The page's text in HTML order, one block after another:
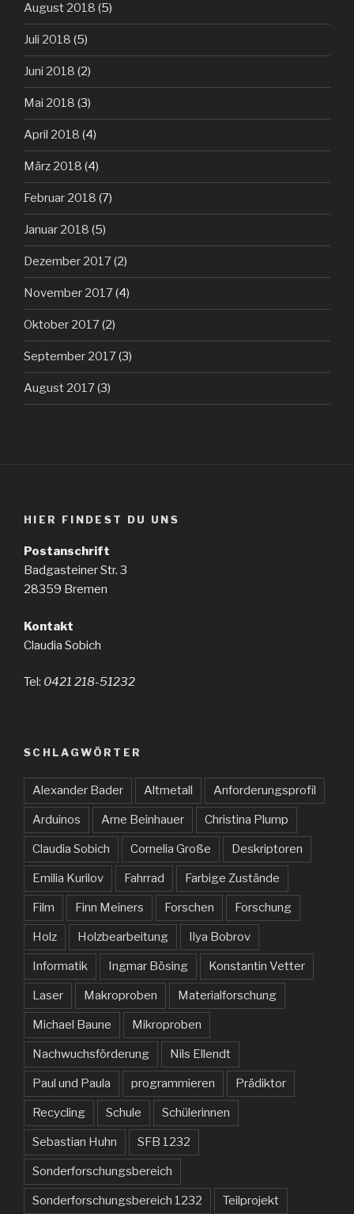
August 2018 (5)
Juli 2018 (5)
Juni 2018 (2)
Mai 2018 (3)
April 2018 (4)
März 2018 (4)
Februar 2018 (7)
Januar 2018 (5)
Dezember 2017(2)
November 2017(4)
Oktober 2017(2)
September 2017(3)
August 2017(3)
HIER FINDEST DU UNS
Postanschrift
Badgasteiner Str. 3
28359 Bremen
Kontakt
Claudia Sobich
Tel: 0421 218-51232
SCHLAGWÖRTER
Alexander Bader Altmetall Anforderungsprofil
Arduinos Arne Beinhauer Christina Plump
Claudia Sobich Cornelia Große Deskriptoren
Emilia Kurilov Fahrrad Farbige Zustände
Film Finn Meiners Forschen Forschung
Holz Holzbearbeitung Ilya Bobrov
Informatik Ingmar Bösing Konstantin Vetter
Laser Makroproben Materialforschung
Michael Baune Mikroproben
Nachwuchsförderung Nils Ellendt
Paul und Paula programmieren Prädiktor
Recycling Schule Schülerinnen
Sebastian Huhn SFB 1232
Sonderforschungsbereich
Sonderforschungsbereich 1232 Teilprojekt